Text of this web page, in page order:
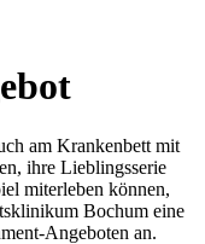
am Krankenbett mit
ihre Lieblingsserie
miterleben können,
Bochum eine
Angeboten an.